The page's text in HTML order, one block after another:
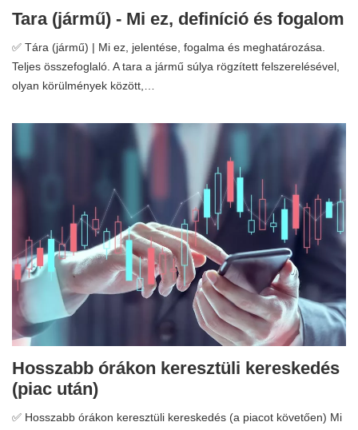
Tara (jármű) - Mi ez, definíció és fogalom
✅ Tára (jármű) | Mi ez, jelentése, fogalma és meghatározása.
Teljes összefoglaló. A tara a jármű súlya rögzített felszerelésével,
olyan körülmények között,…
Hosszabb órákon keresztüli kereskedés
(piac után)
✅ Hosszabb órákon keresztüli kereskedés (a piacot követően) Mi